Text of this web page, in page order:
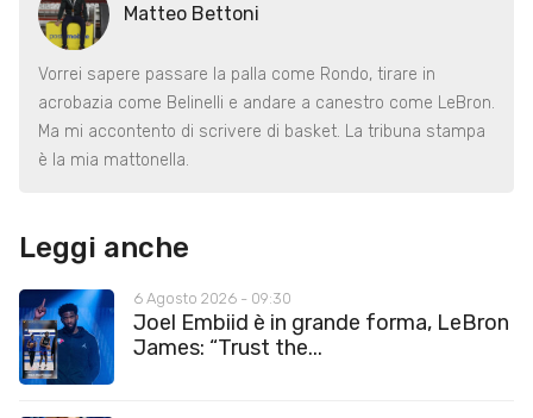
Matteo Bettoni
Vorrei sapere passare la palla come Rondo, tirare in
acrobazia come Belinelli e andare a canestro come LeBron.
Ma mi accontento di scrivere di basket. La tribuna stampa
è la mia mattonella.
Leggi anche
6 Agosto 2026 - 09:30
Joel Embiid è in grande forma, LeBron
James: “Trust the...